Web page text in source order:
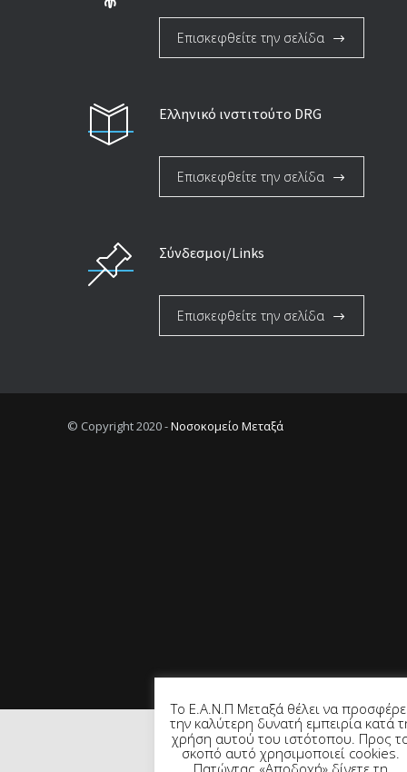
Επισκεφθείτε την σελίδα
Ελληνικό ινστιτούτο DRG
Επισκεφθείτε την σελίδα
Σύνδεσμοι/Links
Επισκεφθείτε την σελίδα
© Copyright 2020 -Νοσοκομείο Μεταξά
Το Ε.Α.Ν.Π Μεταξά θέλει να
την καλύτερη δυνατή εμπειρία κατά
χρήση αυτού του ιστότοπου. Προς
σκοπό αυτό χρησιμοποιεί cookies.
Πατώντας «Αποδοχή» δίνετε τη